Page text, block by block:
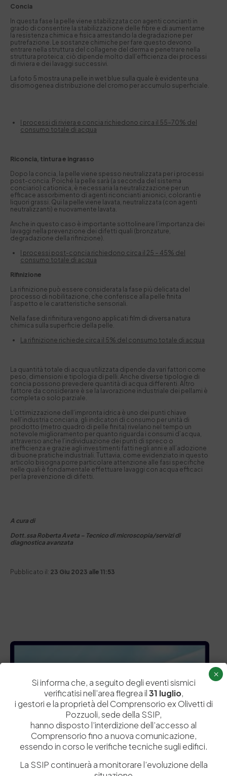
Concia
In questa fase la pelle viene stabilizzata con agenti concianti in
grado di consentire la stabilizzazione delle fibre e di aumentarne
la resistenza chimica e fisica arrestando la degradazione per
putrefazione. Le sostanze chimiche per fare questo devono
entrare nella struttura del collagene del derma e penetrare nella
struttura proteica; ciò dipende molto dall’efficienza dei processi
di riviera e dei lavaggi successivi.
La foto 5 mostra una pelle in wet blue sulla quale è evidente una
disomogenea distribuzione del cromo per accumulo superficiale.
I processi di riviera e concia richiedono circa il 55-70% del
consumo totale di acqua
Riconcia, tintura e ingrasso
Dopo la concia, la pelle viene spesso neutralizzata per i processi
post-concia. Poiché la pelle sarà (a seconda del sistema
conciario) cationica, è necessaria la neutralizzazione per un
efficace assorbimento di agenti riconcianti anionici, coloranti e
liquori grassi. Qui la pelle viene lavata, neutralizzata (con agenti
neutralizzanti) e nuovamente lavata.
Anche in questo caso è importante sottolineare l’importanza dei
lavaggi nella prevenzione dei difetti quali (bronzature,
degradazione della rifinizione).
I processi post-concia richiedono circa il 25 – 45% del
consumo totale di acqua
Rifinizione
La rifinizione può essere considerata la fase più delicata del
processo di nobilitazione, che conferisce alla pelle finita
l’aspetto e le caratteristiche sensoriali.
Nella fase di rifinitura vengono applicati film di diversa natura
chimica sulla superficie della pelle.
La rifinizione richiede circa il 5% del consumo totale di acqua
La quantità totale di acqua utilizzata dipende da vari fattori come
peso, dimensioni e tipologia di pelli. Anche diverse tipologie di
concia possono prevedere quantità di acqua differenti. Altro
fattore da considerare è se la lavorazione industriale dei pellami è
completa o solo parziale.
L’ottimizzazione dell’impronta idrica è uno dei punti chiave
nell’industria conciaria, gli indicatori di consumo per unità di
prodotto (metro quadro di pelle finita) rivelano nel tempo un
notevole miglioramento per quanto riguarda i consumi d’acqua,
attraverso anche l’individuazione dei punti di spreco o
inefficienza e grazie agli investimenti fatti negli anni e all’adozione
di buone pratiche industriali. Tuttavia, come evidenziato in questo
articolo bisogna porre particolare attenzione alle fasi specifiche
nelle quali è fondamentale effettuare lavaggi con acqua efficaci
per la prevenzione di difetti.
A cura di
Dott.ssa Roberta Aveta – Tecnico di microscopia/servizi di
diagnostica avanzata
Pubblicato il: 23 Giu 2023 alle 11:53
Si informa che, a seguito degli eventi sismici
verificatisi nell’area flegrea il31 luglio,
i gestori e la proprietà del Comprensorio ex Olivetti di
Pozzuoli, sede della SSIP,
hanno disposto l’interdizione dell’accesso al
Comprensorio fino a nuova comunicazione,
essendo in corso le verifiche tecniche sugli edifici.
La SSIP continuerà a monitorare l’evoluzione della
×